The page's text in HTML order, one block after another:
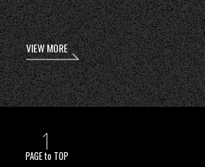
VIEW MORE
PAGE to TOP